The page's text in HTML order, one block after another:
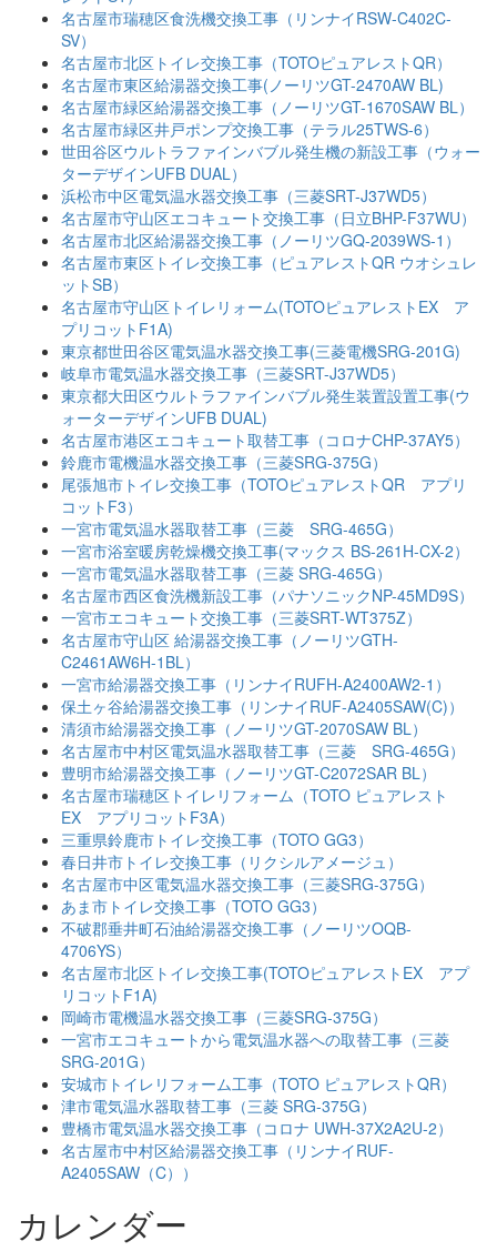
名古屋市瑞穂区食洗機交換工事（リンナイRSW-C402C-
SV）
名古屋市北区トイレ交換工事（TOTOピュアレストQR）
名古屋市東区給湯器交換工事(ノーリツGT-2470AW BL)
名古屋市緑区給湯器交換工事（ノーリツGT-1670SAW BL）
名古屋市緑区井戸ポンプ交換工事（テラル25TWS-6）
世田谷区ウルトラファインバブル発生機の新設工事（ウォー
ターデザインUFB DUAL）
浜松市中区電気温水器交換工事（三菱SRT-J37WD5）
名古屋市守山区エコキュート交換工事（日立BHP-F37WU）
名古屋市北区給湯器交換工事（ノーリツGQ-2039WS-1）
名古屋市東区トイレ交換工事（ピュアレストQR ウオシュレ
ットSB）
名古屋市守山区トイレリォーム(TOTOピュアレストEX ア
プリコットF1A)
東京都世田谷区電気温水器交換工事(三菱電機SRG-201G)
岐阜市電気温水器交換工事（三菱SRT-J37WD5）
東京都大田区ウルトラファインバブル発生装置設置工事(ウ
ォーターデザインUFB DUAL)
名古屋市港区エコキュート取替工事（コロナCHP-37AY5）
鈴鹿市電機温水器交換工事（三菱SRG-375G）
尾張旭市トイレ交換工事（TOTOピュアレストQR アプリ
コットF3）
一宮市電気温水器取替工事（三菱 SRG-465G）
一宮市浴室暖房乾燥機交換工事(マックス BS-261H-CX-2）
一宮市電気温水器取替工事（三菱 SRG-465G）
名古屋市西区食洗機新設工事（パナソニックNP-45MD9S）
一宮市エコキュート交換工事（三菱SRT-WT375Z）
名古屋市守山区 給湯器交換工事（ノーリツGTH-
C2461AW6H-1BL）
一宮市給湯器交換工事（リンナイRUFH-A2400AW2-1）
保土ヶ谷給湯器交換工事（リンナイRUF-A2405SAW(C)）
清須市給湯器交換工事（ノーリツGT-2070SAW BL）
名古屋市中村区電気温水器取替工事（三菱 SRG-465G）
豊明市給湯器交換工事（ノーリツGT-C2072SAR BL）
名古屋市瑞穂区トイレリフォーム（TOTO ピュアレスト
EX アプリコットF3A）
三重県鈴鹿市トイレ交換工事（TOTO GG3）
春日井市トイレ交換工事（リクシルアメージュ）
名古屋市中区電気温水器交換工事（三菱SRG-375G）
あま市トイレ交換工事（TOTO GG3）
不破郡垂井町石油給湯器交換工事（ノーリツOQB-
4706YS）
名古屋市北区トイレ交換工事(TOTOピュアレストEX アプ
リコットF1A)
岡崎市電機温水器交換工事（三菱SRG-375G）
一宮市エコキュートから電気温水器への取替工事（三菱
SRG-201G）
安城市トイレリフォーム工事（TOTO ピュアレストQR）
津市電気温水器取替工事（三菱 SRG-375G）
豊橋市電気温水器交換工事（コロナ UWH-37X2A2U-2）
名古屋市中村区給湯器交換工事（リンナイRUF-
A2405SAW（C））
カレンダー